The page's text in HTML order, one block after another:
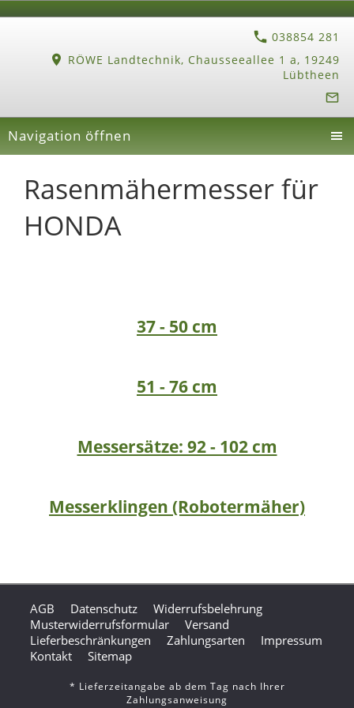
038854 281
RÖWE Landtechnik, Chausseeallee 1 a, 19249
Lübtheen
Navigation öffnen
Rasenmähermesser für
HONDA
37 - 50 cm
51 - 76 cm
Messersätze: 92 - 102 cm
Messerklingen (Robotermäher)
AGB Datenschutz
Widerrufsbelehrung
Musterwiderrufsformular
Versand
Lieferbeschränkungen
Zahlungsarten
Impressum
Kontakt
Sitemap
* Lieferzeitangabe ab dem Tag nach Ihrer
Zahlungsanweisung